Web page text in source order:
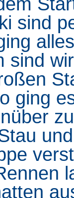
sind
sind
ging